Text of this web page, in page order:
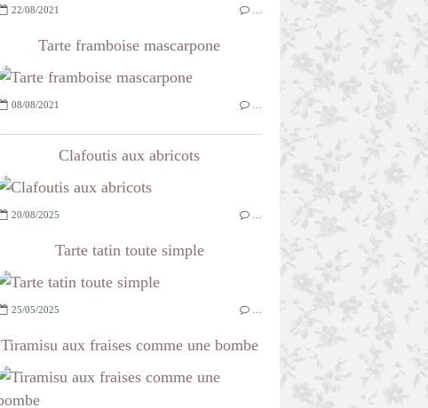
22/08/2021
Tarte framboise mascarpone
08/08/2021
Clafoutis aux abricots
20/08/2025
Tarte tatin toute simple
25/05/2025
Tiramisu aux fraises comme une bombe